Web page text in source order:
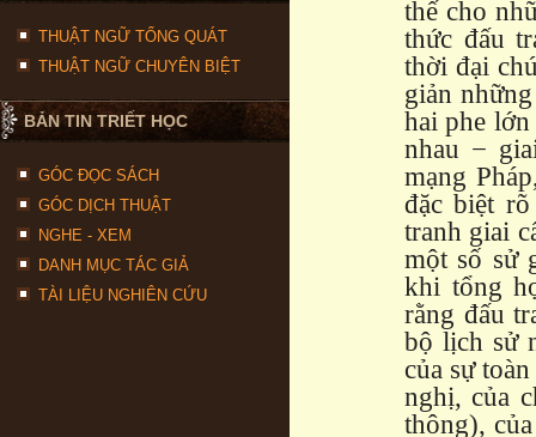
THUẬT NGỮ TỔNG QUÁT
THUẬT NGỮ CHUYÊN BIỆT
BẢN TIN TRIẾT HỌC
GÓC ĐỌC SÁCH
GÓC DỊCH THUẬT
NGHE - XEM
DANH MỤC TÁC GIẢ
TÀI LIỆU NGHIÊN CỨU
thế cho
thức đấu
thời đại
giản
hai phe
nhau −
mạng
đặc biệt
tranh giai
một số sử
khi tổng
rằng đấu
bộ lịch sử
của sự
nghị, của
thông),